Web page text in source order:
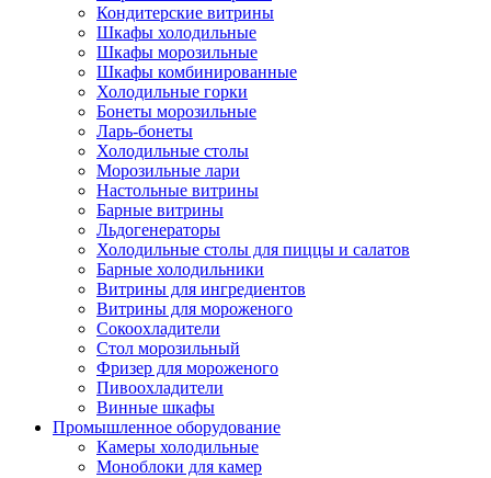
Кондитерские витрины
Шкафы холодильные
Шкафы морозильные
Шкафы комбинированные
Холодильные горки
Бонеты морозильные
Ларь-бонеты
Холодильные столы
Морозильные лари
Настольные витрины
Барные витрины
Льдогенераторы
Холодильные столы для пиццы и салатов
Барные холодильники
Витрины для ингредиентов
Витрины для мороженого
Сокоохладители
Стол морозильный
Фризер для мороженого
Пивоохладители
Винные шкафы
Промышленное оборудование
Камеры холодильные
Моноблоки для камер